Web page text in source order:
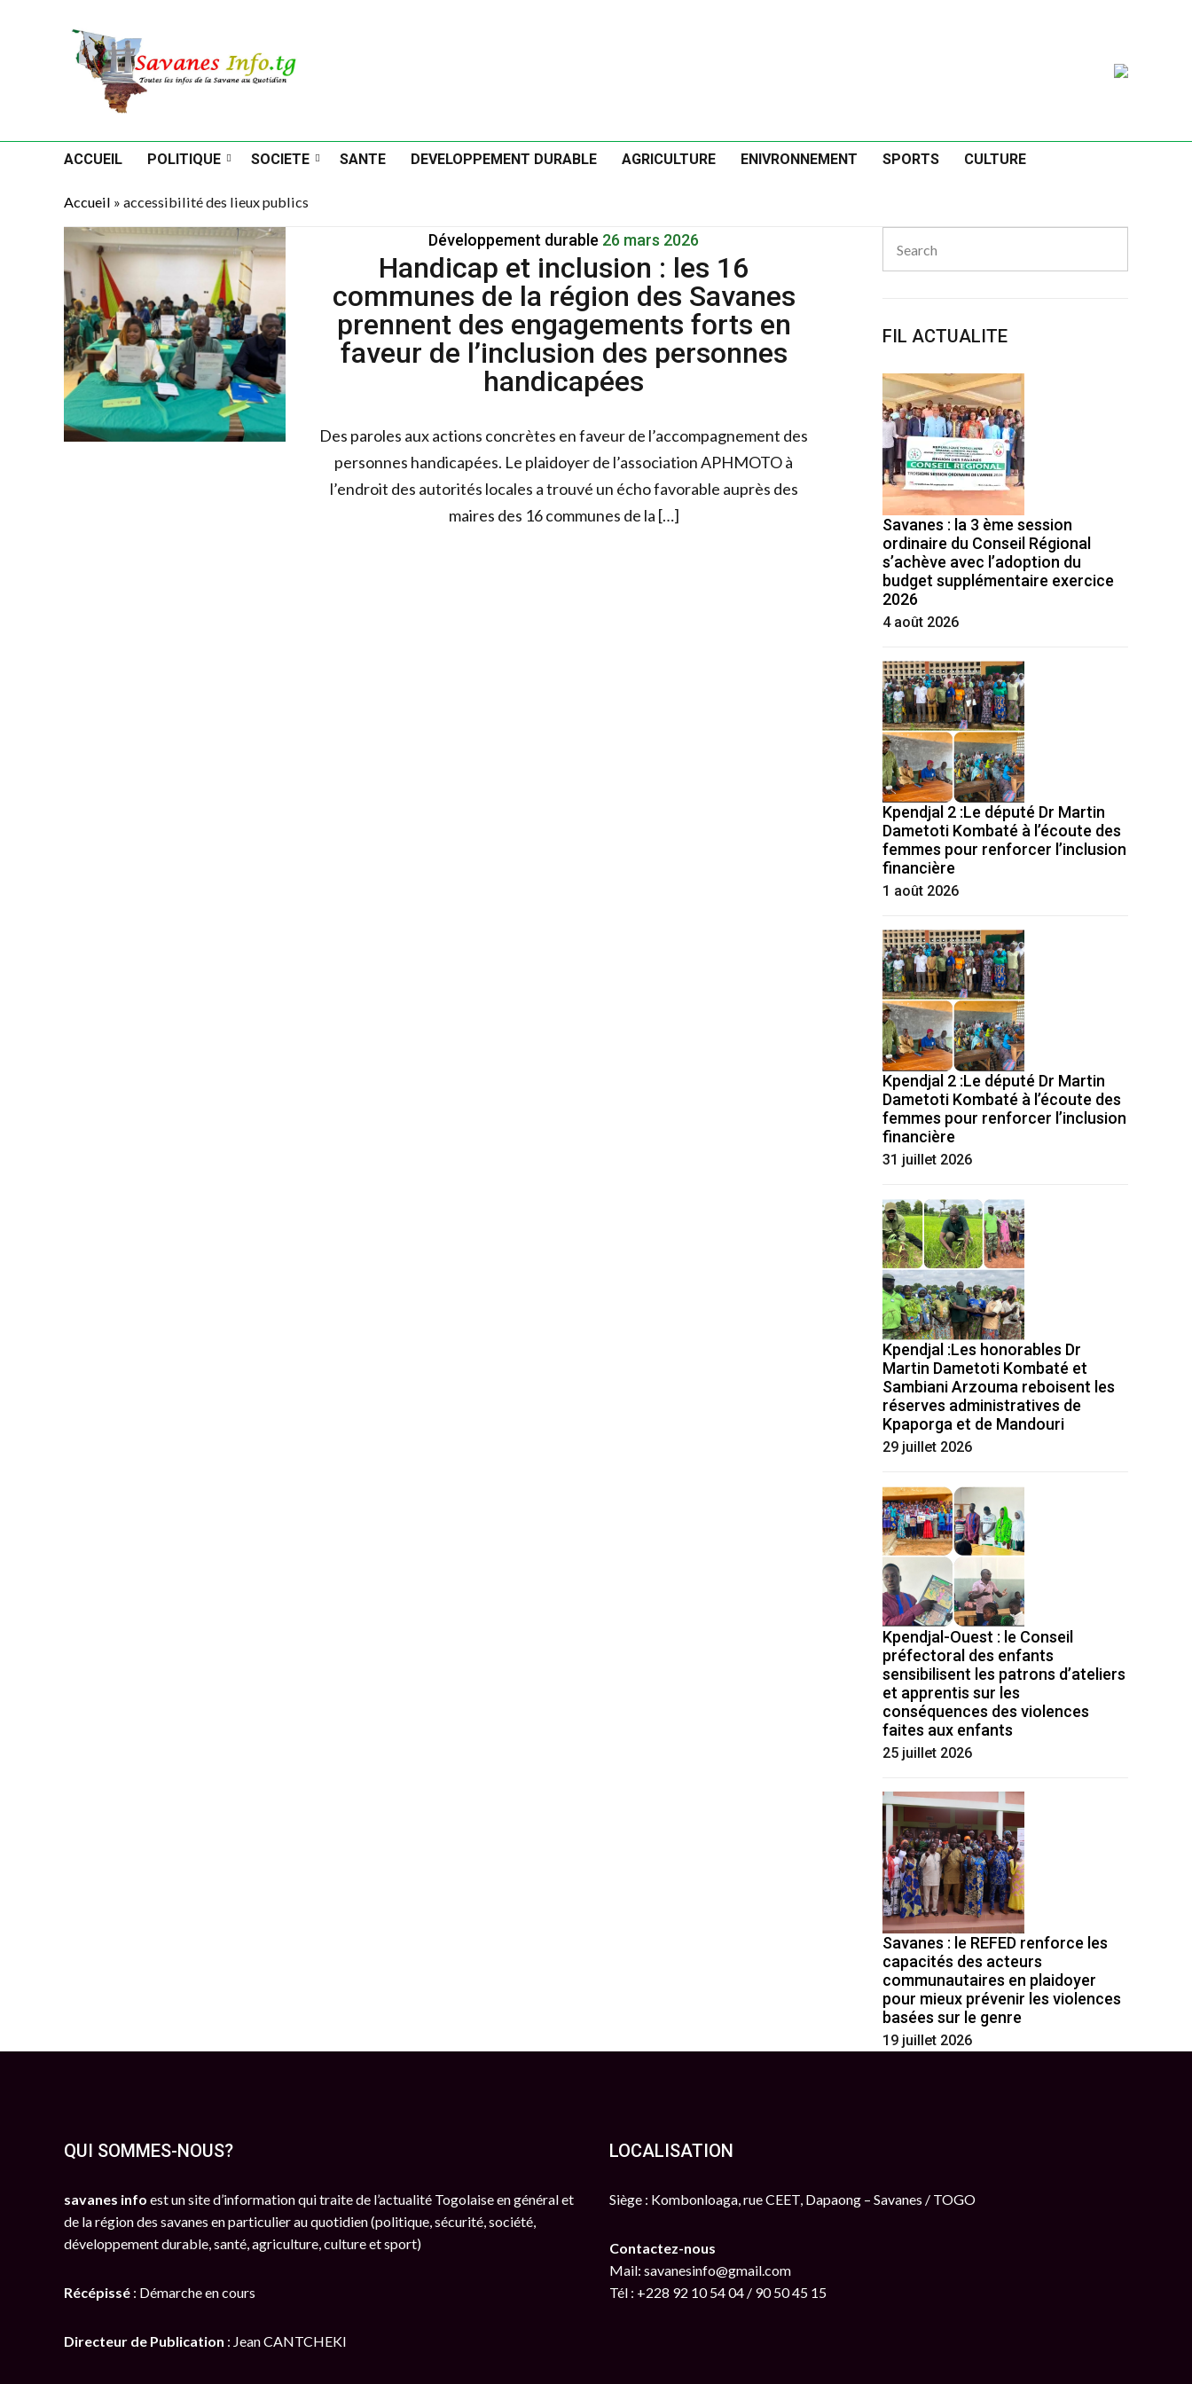
ACCUEIL POLITIQUE SOCIETE SANTE DEVELOPPEMENT DURABLE AGRICULTURE ENIVRONNEMENT SPORTS CULTURE
Accueil » accessibilité des lieux publics
Développement durable 26 mars 2026
Handicap et inclusion : les 16
communes de la région des Savanes
prennent des engagements forts en
faveur de l’inclusion des personnes
handicapées
Des paroles aux actions concrètes en faveur de l’accompagnement des
personnes handicapées. Le plaidoyer de l’association APHMOTO à
l’endroit des autorités locales a trouvé un écho favorable auprès des
maires des 16 communes de la […]
for:
FIL ACTUALITE
Savanes : la 3 ème session
ordinaire du Conseil Régional
s’achève avec l’adoption du
budget supplémentaire exercice
2026
4 août 2026
Kpendjal 2 :Le député Dr Martin
Dametoti Kombaté à l’écoute des
femmes pour renforcer l’inclusion
financière
1 août 2026
Kpendjal 2 :Le député Dr Martin
Dametoti Kombaté à l’écoute des
femmes pour renforcer l’inclusion
financière
31 juillet 2026
Kpendjal :Les honorables Dr
Martin Dametoti Kombaté et
Sambiani Arzouma reboisent les
réserves administratives de
Kpaporga et de Mandouri
29 juillet 2026
Kpendjal-Ouest : le Conseil
préfectoral des enfants
sensibilisent les patrons d’ateliers
et apprentis sur les
conséquences des violences
faites aux enfants
25 juillet 2026
Savanes : le REFED renforce les
capacités des acteurs
communautaires en plaidoyer
pour mieux prévenir les violences
basées sur le genre
19 juillet 2026
QUI SOMMES-NOUS?
savanes info est un site d’information qui traite de l’actualité Togolaise en général et
de la région des savanes en particulier au quotidien (politique, sécurité, société,
développement durable, santé, agriculture, culture et sport)
Récépissé : Démarche en cours
Directeur de Publication : Jean CANTCHEKI
LOCALISATION
Siège : Kombonloaga, rue CEET, Dapaong – Savanes / TOGO
Contactez-nous
Mail: savanesinfo@gmail.com
Tél : +228 92 10 54 04 / 90 50 45 15